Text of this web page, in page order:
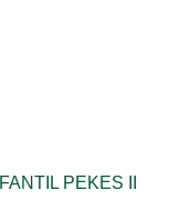
PEKES II